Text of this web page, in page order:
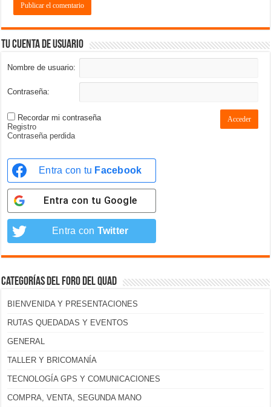
Tu cuenta de usuario
Nombre de usuario:
Contraseña:
Recordar mi contraseña Acceder
Registro
Contraseña perdida
Entra con tu Facebook
Entra con tu Google
Entra con Twitter
Categorías del foro del Quad
BIENVENIDA Y PRESENTACIONES
RUTAS QUEDADAS Y EVENTOS
GENERAL
TALLER Y BRICOMANÍA
TECNOLOGÍA GPS Y COMUNICACIONES
COMPRA, VENTA, SEGUNDA MANO